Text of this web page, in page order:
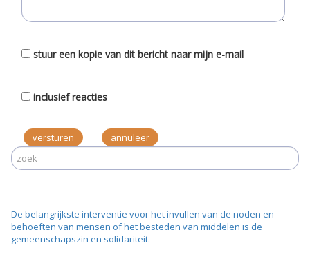
stuur een kopie van dit bericht naar mijn e-mail
inclusief reacties
versturen
De belangrijkste interventie voor het invullen van de noden en
behoeften van mensen of het besteden van middelen is de
gemeenschapszin en solidariteit.